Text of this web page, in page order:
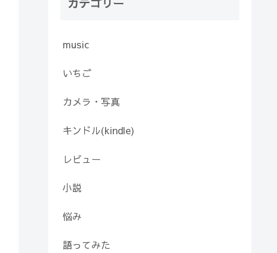
music
いちご
カメラ・写真
キンドル(kindle)
レビュー
小説
悩み
語ってみた